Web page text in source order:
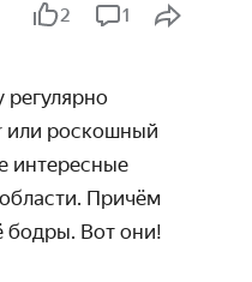
2 1
регулярно
или роскошный
интересные
Причём
бодры. Вот они!